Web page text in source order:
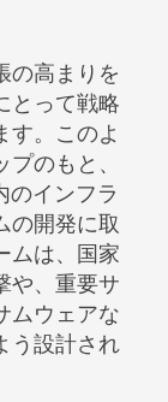
の高まりを
とって戦略
す。このよ
のもと、
のインフラ
の開発に取
ムは、国家
や、重要サ
ムウェアな
う設計され